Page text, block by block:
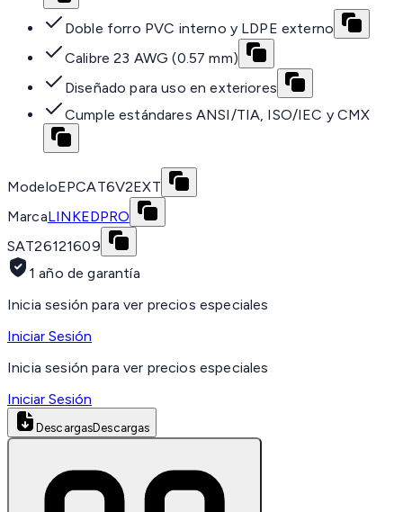
Doble forro PVC interno y LDPE externo
Calibre 23 AWG (0.57 mm)
Diseñado para uso en exteriores
Cumple estándares ANSI/TIA, ISO/IEC y CMX
ModeloEPCAT6V2EXT
MarcaLINKEDPRO
SAT26121609
1 año de garantía
Inicia sesión para ver precios especiales
Iniciar Sesión
Inicia sesión para ver precios especiales
Iniciar Sesión
DescargasDescargas